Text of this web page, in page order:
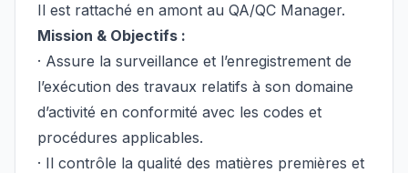
Il est rattaché en amont au QA/QC Manager.
Mission & Objectifs :
· Assure la surveillance et l’enregistrement de
l’exécution des travaux relatifs à son domaine
d’activité en conformité avec les codes et
procédures applicables.
· Il contrôle la qualité des matières premières et